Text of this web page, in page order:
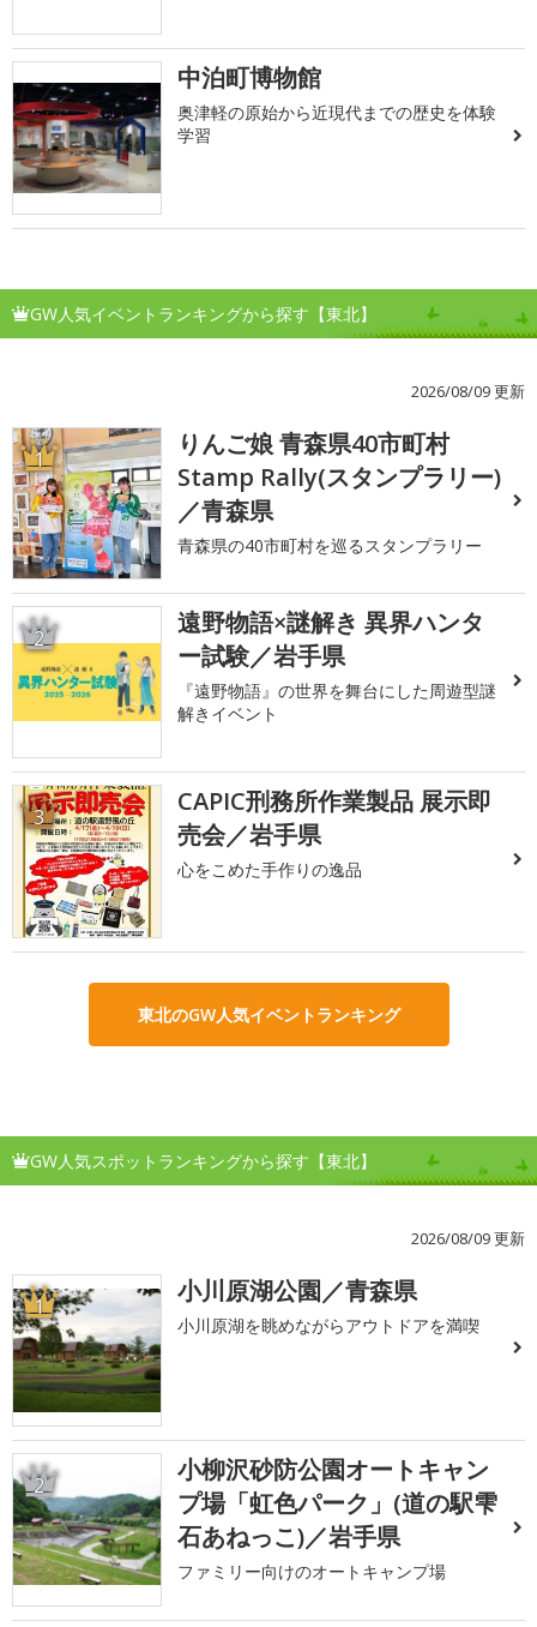
中泊町博物館
奥津軽の原始から近現代までの歴史を体験
学習
GW人気イベントランキングから探す【東北】
2026/08/09 更新
1
りんご娘 青森県40市町村
Stamp Rally(スタンプラリー)
／青森県
青森県の40市町村を巡るスタンプラリー
2
遠野物語×謎解き 異界ハンタ
ー試験／岩手県
『遠野物語』の世界を舞台にした周遊型謎
解きイベント
3
CAPIC刑務所作業製品 展示即
売会／岩手県
心をこめた手作りの逸品
東北のGW人気イベントランキング
GW人気スポットランキングから探す【東北】
2026/08/09 更新
1 小川原湖公園／青森県
小川原湖を眺めながらアウトドアを満喫
2
小柳沢砂防公園オートキャン
プ場「虹色パーク」(道の駅雫
石あねっこ)／岩手県
ファミリー向けのオートキャンプ場